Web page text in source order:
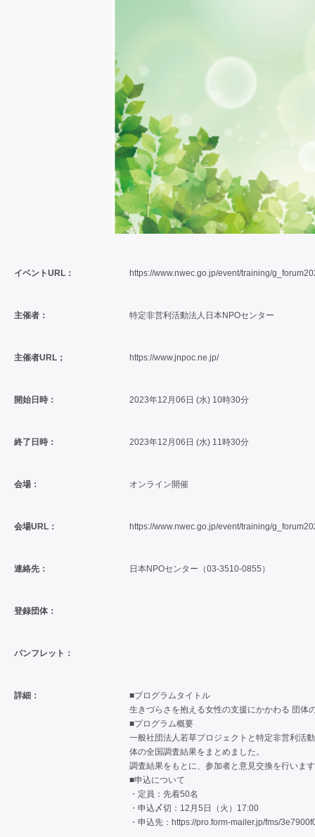
イベントURL： https://www.nwec.go.jp/event/training/
主催者： 特定非営利活動法人日本NPOセンター
主催者URL； https://www.jnpoc.ne.jp/
開始日時： 2023年12月06日 (水) 10時30分
終了日時： 2023年12月06日 (水) 11時30分
会場： オンライン開催
会場URL： https://www.nwec.go.jp/event/training/
連絡先： 日本NPOセンター（03-3510-0855）
登録団体：
パンフレット：
詳細：
■プログラムタイトル
生きづらさを抱える女性の支援にかかわる 団体
■プログラム概要
一般社団法人若草プロジェクトと特定非営利活
体の全国調査結果をまとめました。
調査結果をもとに、参加者と意見交換を行いま
■申込について
・定員：先着50名
・申込〆切：12月5日（火）17:00
・申込先： https://pro.form-mailer.jp/fms/